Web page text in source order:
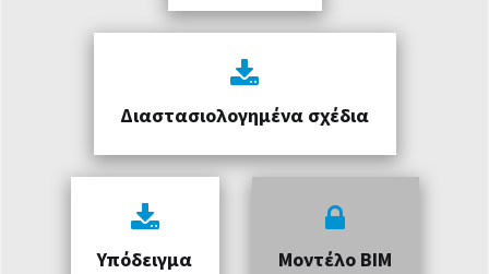
Διαστασιολογημένα σχέδια
Υπόδειγμα Μοντέλο BIM